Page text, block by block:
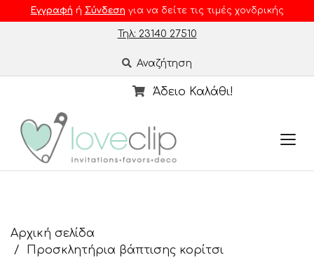
Εγγραφή ή Σύνδεση για να δείτε τις τιμές χονδρικής
Τηλ: 23140 27510
Αναζήτηση
Άδειο Καλάθι!
Αρχική σελίδα
Προσκλητήρια βάπτισης κορίτσι